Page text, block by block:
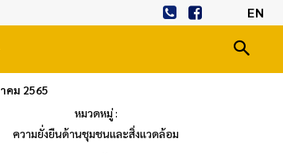
EN
คม 2565
หมวดหมู่ :
ความยั่งยืนด้านชุมชนและสิ่งแวดล้อม